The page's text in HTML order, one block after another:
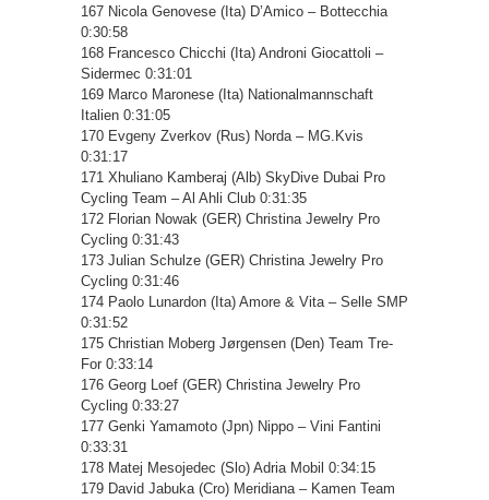
167 Nicola Genovese (Ita) D’Amico – Bottecchia
0:30:58
168 Francesco Chicchi (Ita) Androni Giocattoli –
Sidermec 0:31:01
169 Marco Maronese (Ita) Nationalmannschaft
Italien 0:31:05
170 Evgeny Zverkov (Rus) Norda – MG.Kvis
0:31:17
171 Xhuliano Kamberaj (Alb) SkyDive Dubai Pro
Cycling Team – Al Ahli Club 0:31:35
172 Florian Nowak (GER) Christina Jewelry Pro
Cycling 0:31:43
173 Julian Schulze (GER) Christina Jewelry Pro
Cycling 0:31:46
174 Paolo Lunardon (Ita) Amore & Vita – Selle SMP
0:31:52
175 Christian Moberg Jørgensen (Den) Team Tre-
For 0:33:14
176 Georg Loef (GER) Christina Jewelry Pro
Cycling 0:33:27
177 Genki Yamamoto (Jpn) Nippo – Vini Fantini
0:33:31
178 Matej Mesojedec (Slo) Adria Mobil 0:34:15
179 David Jabuka (Cro) Meridiana – Kamen Team